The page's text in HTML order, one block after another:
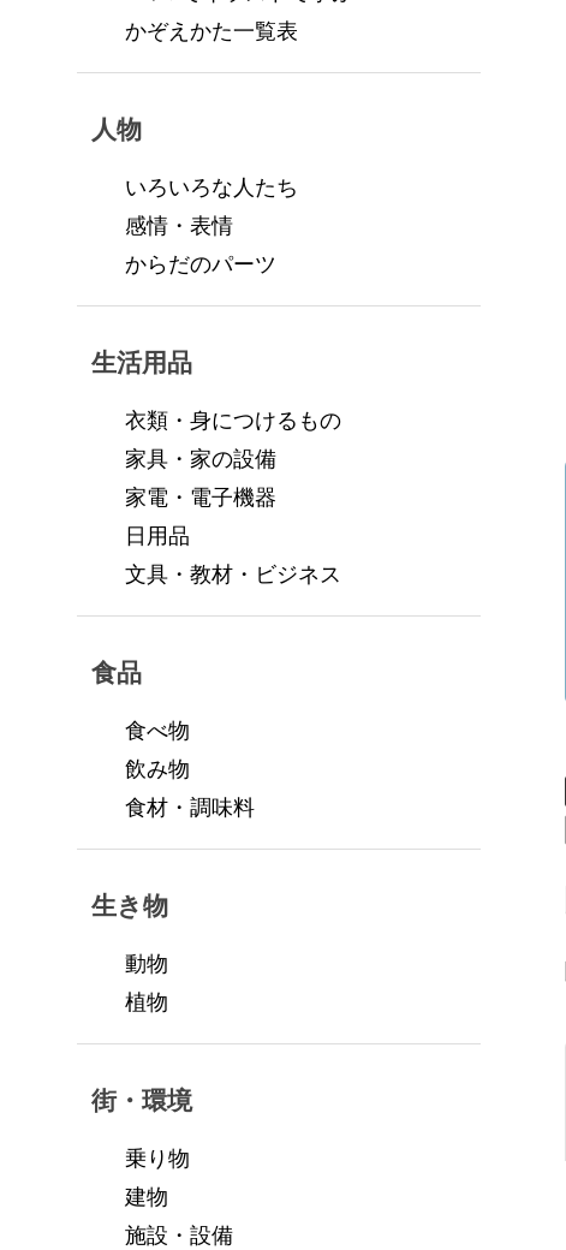
かぞえかた一覧表
人物
いろいろな人たち
感情・表情
からだのパーツ
生活用品
衣類・身につけるもの
家具・家の設備
家電・電子機器
日用品
文具・教材・ビジネス
食品
食べ物
飲み物
食材・調味料
生き物
動物
植物
街・環境
乗り物
建物
施設・設備